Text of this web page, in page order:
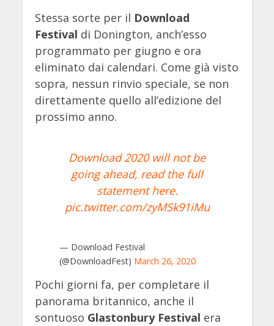
Stessa sorte per il Download
Festival di Donington, anch’esso
programmato per giugno e ora
eliminato dai calendari. Come già visto
sopra, nessun rinvio speciale, se non
direttamente quello all’edizione del
prossimo anno.
Download 2020 will not be
going ahead, read the full
statement here.
pic.twitter.com/zyMSk91iMu
— Download Festival
(@DownloadFest) March 26, 2020
Pochi giorni fa, per completare il
panorama britannico, anche il
sontuoso Glastonbury Festival era